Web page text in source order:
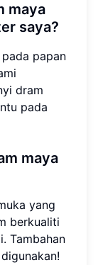
maya
saya?
papan
dram
pada
maya
yang
berkualiti
Tambahan